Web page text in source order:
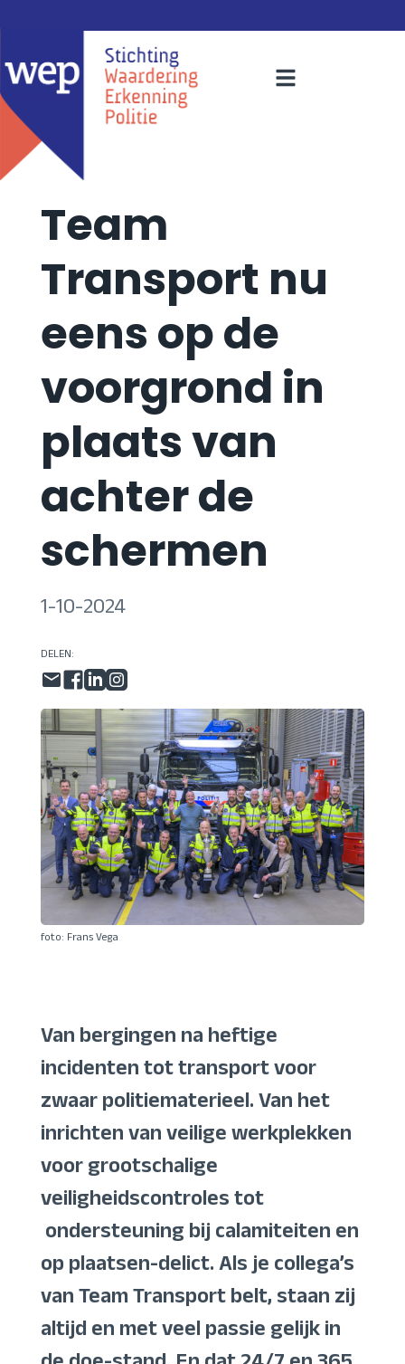
Team
Transport nu
eens op de
voorgrond in
plaats van
achter de
schermen
1-10-2024
DELEN:
foto: Frans Vega
Van bergingen na heftige
incidenten tot transport voor
zwaar politiematerieel. Van het
inrichten van veilige werkplekken
voor grootschalige
veiligheidscontroles tot
ondersteuning bij calamiteiten en
op plaatsen-delict. Als je collega’s
van Team Transport belt, staan zij
altijd en met veel passie gelijk in